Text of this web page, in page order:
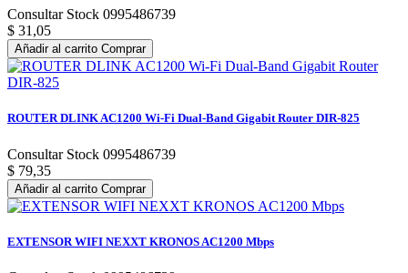
Consultar Stock 0995486739
$ 31,05
Añadir al carrito Comprar
ROUTER DLINK AC1200 Wi-Fi Dual-Band Gigabit Router DIR-825
Consultar Stock 0995486739
$ 79,35
Añadir al carrito Comprar
EXTENSOR WIFI NEXXT KRONOS AC1200 Mbps